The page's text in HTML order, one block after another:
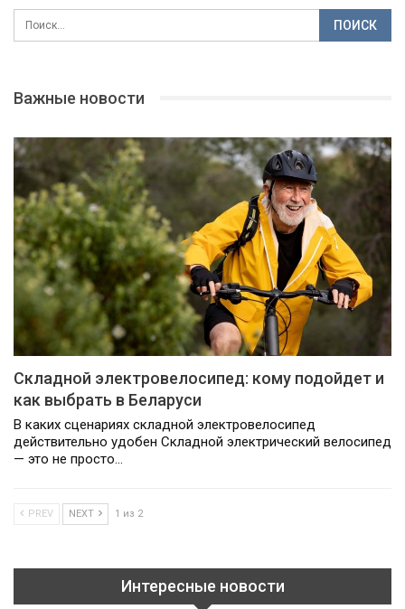
Важные новости
Складной электровелосипед: кому подойдет и
как выбрать в Беларуси
В каких сценариях складной электровелосипед
действительно удобен Складной электрический велосипед
— это не просто…
PREV NEXT 1 из 2
Интересные новости